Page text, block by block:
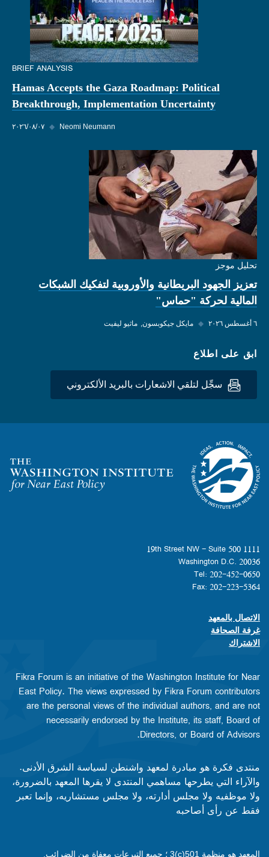
BRIEF ANALYSIS
Hamas Accepts the Gaza Roadmap: Political
Breakthrough, Implementation Uncertainty
٠٧‏/٠٨‏/٢٠٢٦ ◆ Neomi Neumann
تحليل موجز
تعزيز الجهود البريطانية والأوروبية لتفكيك الشبكات
المالية لحركة "حماس"
٦ أغسطس ٢٠٢٦ ◆ مايكل جيكوبسون ماثيو ليفيت
ابق على اطلاع
سجِّل لتلقي الاشعارات بالبريد الألكتروني
Homepage
1111 19th Street NW - Suite 500
Washington D.C. 20036
Tel: 202-452-0650
Fax: 202-223-5364
Footer contact links
الاتصال بالمعهد
غرفة الصحافة
الاشتراك
Fikra Forum is an initiative of the Washington Institute for Near
East Policy. The views expressed by Fikra Forum contributors
are the personal views of the individual authors, and are not
necessarily endorsed by the Institute, its staff, Board of
Directors, or Board of Advisors.​​
منتدى فكرة هو مبادرة لمعهد واشنطن لسياسة الشرق الأدنى.
والآراء التي يطرحها مساهمي المنتدى لا يقرها المعهد بالضرورة،
ولا موظفيه ولا مجلس أدارته، ولا مجلس مستشاريه، وإنما تعبر
فقط عن رأى أصاحبه
المعهد هو منظمة 501(c)3 ؛ جميع التبرعات معفاة من الضرائب.